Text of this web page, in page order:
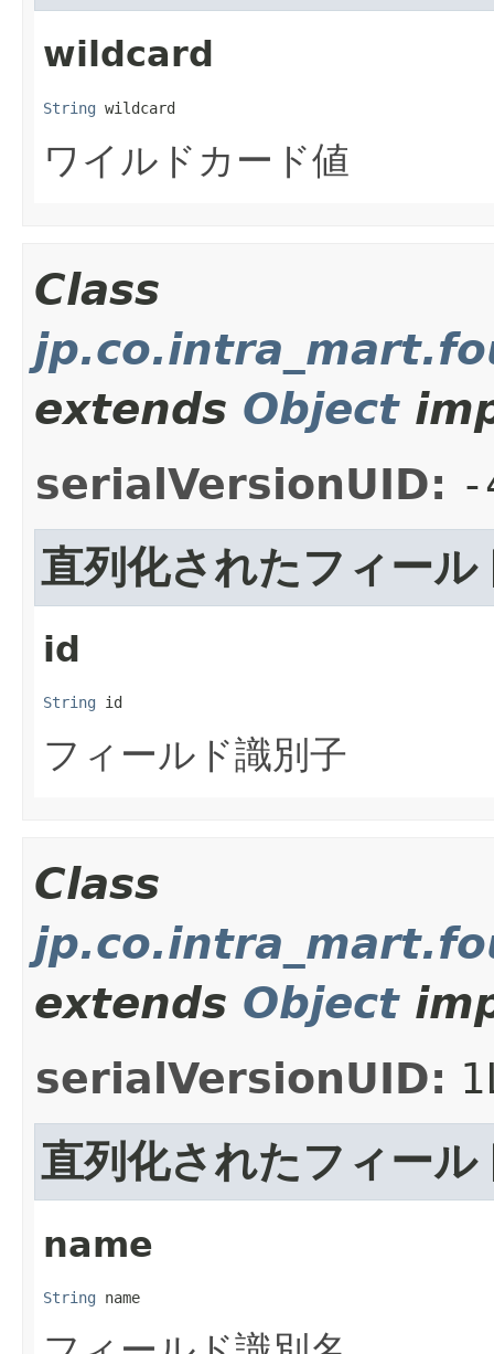
wildcard
String wildcard
ワイルドカード値
Class
extends Object
serialVersionUID: -
直列化されたフィール
id
String id
フィールド識別子
Class
extends Object
serialVersionUID:
直列化されたフィール
name
String name